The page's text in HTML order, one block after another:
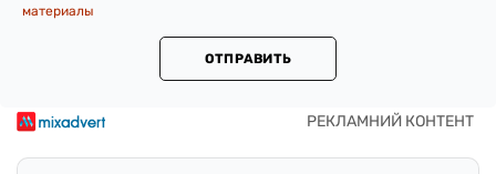
материалы
ОТПРАВИТЬ